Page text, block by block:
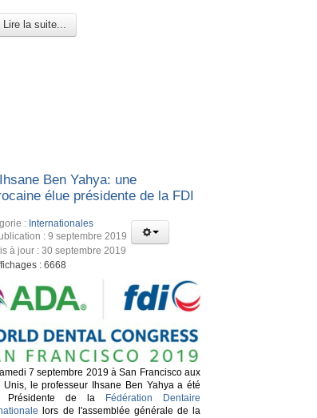
Lire la suite...
Ben Yahya: une
élue présidente de la FDI
: Internationales
: 9 septembre 2019
à jour : 30 septembre 2019
: 6668
7 septembre 2019 à San Francisco aux
Unis, le professeur Ihsane Ben Yahya a été
Présidente de la
Fédération Dentaire
lors de l'assemblée générale de la